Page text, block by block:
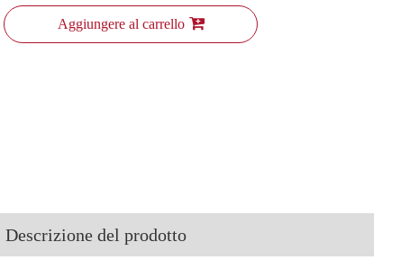
Aggiungere al carrello
Descrizione del prodotto